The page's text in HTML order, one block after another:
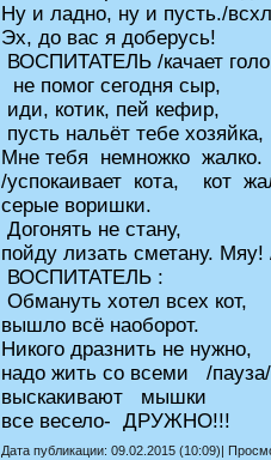
Ну и ладно, ну и пусть./
Эх, до вас я доберусь!
ВОСПИТАТЕЛЬ /качает
не помог сегодня сыр,
иди, котик, пей кефир,
пусть нальёт тебе хозяйка,
Мне тебя немножко жалко.
/успокаивает кота, кот
серые воришки.
Догонять не стану,
пойду лизать сметану. Мяу!
ВОСПИТАТЕЛЬ :
Обмануть хотел всех кот,
вышло всё наоборот.
Никого дразнить не нужно,
надо жить со всеми /пауза/
выскакивают мышки
все весело- ДРУЖНО!!!
Дата публикации: 09.02.2015 (10:09)|